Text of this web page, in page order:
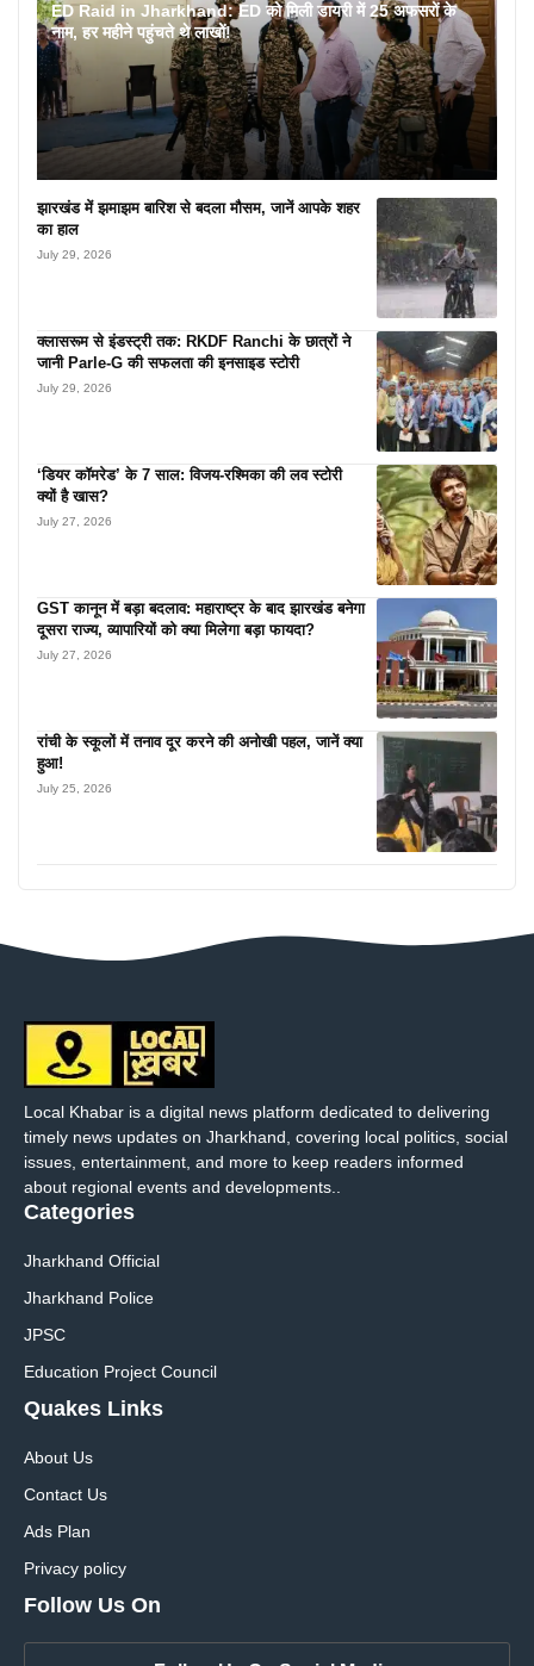
ED Raid in Jharkhand: ED को मिली डायरी में 25 अफसरों के
नाम, हर महीने पहुंचते थे लाखों!
झारखंड में झमाझम बारिश से बदला मौसम, जानें आपके शहर
का हाल
July 29, 2026
क्लासरूम से इंडस्ट्री तक: RKDF Ranchi के छात्रों ने
जानी Parle-G की सफलता की इनसाइड स्टोरी
July 29, 2026
‘डियर कॉमरेड’ के 7 साल: विजय-रश्मिका की लव स्टोरी
क्यों है खास?
July 27, 2026
GST कानून में बड़ा बदलाव: महाराष्ट्र के बाद झारखंड बनेगा
दूसरा राज्य, व्यापारियों को क्या मिलेगा बड़ा फायदा?
July 27, 2026
रांची के स्कूलों में तनाव दूर करने की अनोखी पहल, जानें क्या
हुआ!
July 25, 2026
Local Khabar is a digital news platform dedicated to delivering
timely news updates on Jharkhand, covering local politics, social
issues, entertainment, and more to keep readers informed
about regional events and developments..
Categories
Jharkhand Official
Jharkhand Police
JPSC
Education Project Council
Quakes Links
About Us
Contact Us
Ads Plan
Privacy policy
Follow Us On